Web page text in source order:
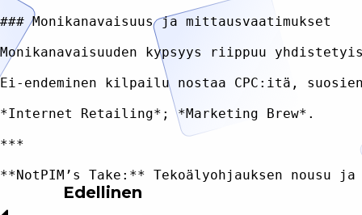
### Monikanavaisuus ja mittausvaatimukset
Monikanavaisuuden kypsyys riippuu
Ei-endeminen kilpailu nostaa CPC:itä,
*Internet Retailing*; *Marketing Brew*.
***
Edellinen